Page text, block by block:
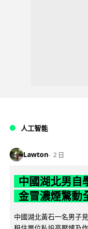
人工智能
Lawton 2 日
中國湖北男自
金冒濃煙驚動
中國湖北黃石一名男子